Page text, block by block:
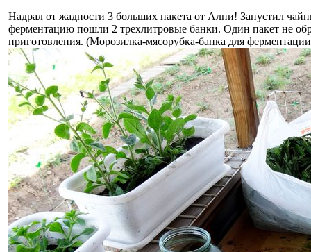
Надрал от жадности 3 больших пакета от Алпи! Запустил
ферментацию пошли 2 трехлитровые банки. Один пакет не
приготовления. (Морозилка-мясорубка-банка для